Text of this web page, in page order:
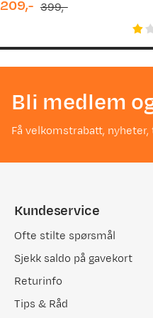
209,- 399,-
Bli medlem
Få velkomstrabatt,
Kundeservice
Ofte stilte spørsmål
Sjekk saldo på gavekort
Returinfo
Tips & Råd